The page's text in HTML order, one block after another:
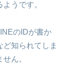
うです。
のIDが書か
知られてしま
ん。